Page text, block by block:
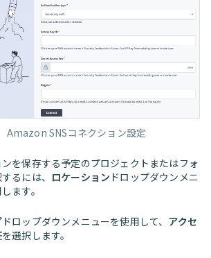
Amazon SNSコネクション設定
を保存する予定のプロジェクトまたはフォ
るには、 ロケーション ドロップダウンメニ
ます。
ドロップダウンメニューを使用して、 アクセ
を選択します。